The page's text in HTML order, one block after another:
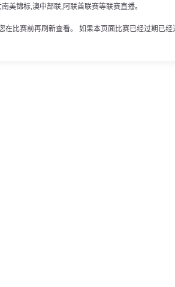
美锦标,澳中部联,阿联酋联赛等联赛直播。
在比赛前再刷新查看。 如果本页面比赛已经过期已